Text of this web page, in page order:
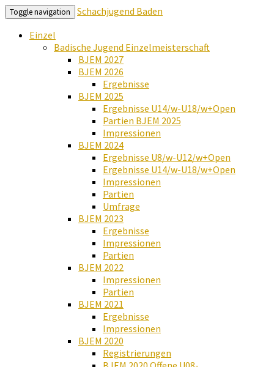
Toggle navigation
Schachjugend Baden
Einzel
Badische Jugend Einzelmeisterschaft
BJEM 2027
BJEM 2026
Ergebnisse
BJEM 2025
Ergebnisse U14/w-U18/w+Open
Partien BJEM 2025
Impressionen
BJEM 2024
Ergebnisse U8/w-U12/w+Open
Ergebnisse U14/w-U18/w+Open
Impressionen
Partien
Umfrage
BJEM 2023
Ergebnisse
Impressionen
Partien
BJEM 2022
Impressionen
Partien
BJEM 2021
Ergebnisse
Impressionen
BJEM 2020
Registrierungen